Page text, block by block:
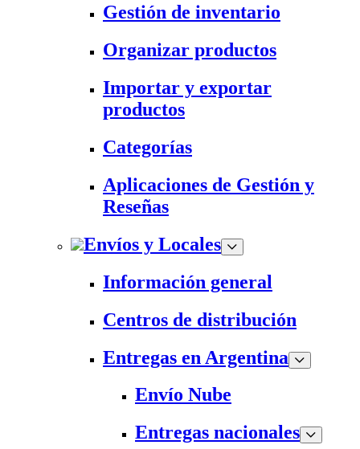
Gestión de inventario
Organizar productos
Importar y exportar
productos
Categorías
Aplicaciones de Gestión y
Reseñas
Envíos y Locales
Información general
Centros de distribución
Entregas en Argentina
Envío Nube
Entregas nacionales